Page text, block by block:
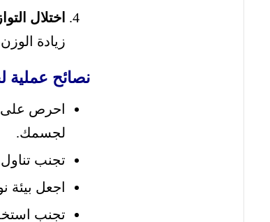
اختلال
زيادة
نصائح عملية
احرص على
لجسمك.
تجنب
اجعل بيئة
تجنب